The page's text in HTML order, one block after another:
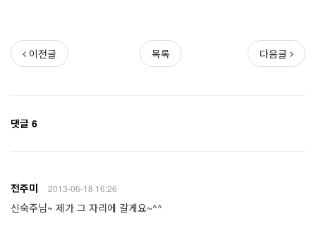
이전글 목록 다음글
댓글 6
전주미 2013-06-18 16:26
신숙주님~ 제가 그 자리에 갈게요~^^